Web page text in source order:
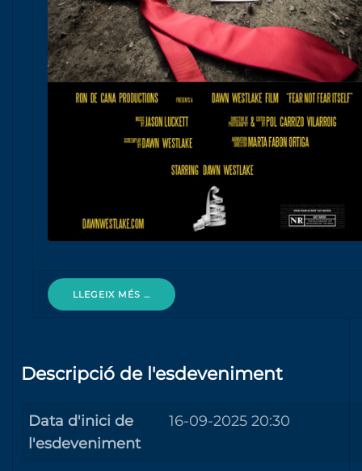
LLEGEIX MÉS …
Descripció de l'esdeveniment
Data d'inici de
l'esdeveniment
16-09-2025 20:30